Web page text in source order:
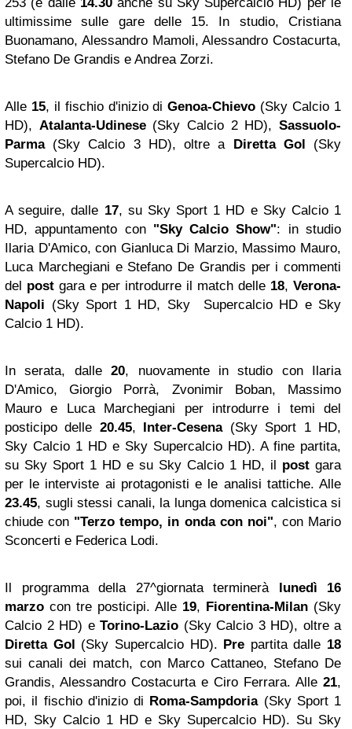
253 (e dalle 14.30anche su Sky Supercalcio HD) per le
ultimissime sulle gare delle 15. In studio, Cristiana
Buonamano, Alessandro Mamoli, Alessandro Costacurta,
Stefano De Grandis e Andrea Zorzi.
Alle 15, il fischio d'inizio diGenoa-Chievo (Sky Calcio 1
HD), Atalanta-Udinese (Sky Calcio 2 HD),Sassuolo-
Parma(Sky Calcio 3 HD), oltre aDiretta Gol
(Sky
Supercalcio HD).
A seguire, dalle 17, su Sky Sport 1 HD e Sky Calcio 1
HD, appuntamento con "Sky Calcio Show": in studio
Ilaria D'Amico, con Gianluca Di Marzio, Massimo Mauro,
Luca Marchegiani e Stefano De Grandis per i commenti
del post gara e per introdurre il match delle 18, Verona-
Napoli (Sky Sport 1 HD, Sky Supercalcio HD e Sky
Calcio 1 HD).
In serata, dalle20, nuovamente in studio con Ilaria
D'Amico, Giorgio Porrà, Zvonimir Boban, Massimo
Mauro e Luca Marchegiani per introdurre i temi del
posticipo delle 20.45, Inter-Cesena(Sky Sport 1 HD,
Sky Calcio 1 HD e Sky Supercalcio HD). A fine partita,
su Sky Sport 1 HD e su Sky Calcio 1 HD, il post gara
per le interviste ai protagonisti e le analisi tattiche. Alle
23.45, sugli stessi canali, la lunga domenica calcistica si
chiude con "Terzo tempo, in onda con noi", con Mario
Sconcerti e Federica Lodi.
Il programma della 27^giornata terminerà
lunedì 16
marzo con tre posticipi. Alle 19, Fiorentina-Milan (Sky
Calcio 2 HD) e Torino-Lazio (Sky Calcio 3 HD), oltre a
Diretta Gol
(Sky Supercalcio HD). Pre partita dalle 18
sui canali dei match, con Marco Cattaneo, Stefano De
Grandis, Alessandro Costacurta e Ciro Ferrara. Alle 21,
poi, il fischio d'inizio di Roma-Sampdoria(Sky Sport 1
HD, Sky Calcio 1 HD e Sky Supercalcio HD). Su Sky